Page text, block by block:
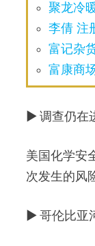
聚龙冷
李倩 注
富记杂
富康商
▶ 调查仍在
美国化学安
次发生的风
▶ 哥伦比亚